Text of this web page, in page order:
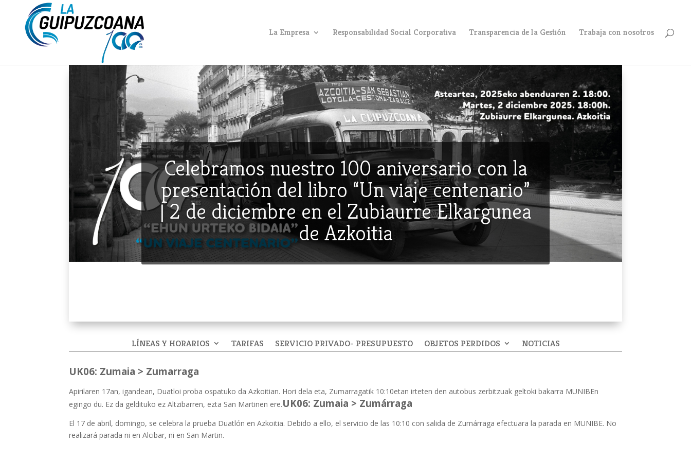
La Empresa Responsabilidad Social Corporativa Transparencia de la Gestión Trabaja con nosotros
Celebramos nuestro 100 aniversario con la
presentación del libro “Un viaje centenario”
| 2 de diciembre en el Zubiaurre Elkargunea
de Azkoitia
LÍNEAS Y HORARIOS TARIFAS SERVICIO PRIVADO- PRESUPUESTO OBJETOS PERDIDOS NOTICIAS
UK06: Zumaia > Zumarraga
Apirilaren 17an, igandean, Duatloi proba ospatuko da Azkoitian. Hori dela eta, Zumarragatik 10:10etan irteten den autobus zerbitzuak geltoki bakarra MUNIBEn
egingo du. Ez da geldituko ez Altzibarren, ezta San Martinen ere.UK06: Zumaia > Zumárraga
El 17 de abril, domingo, se celebra la prueba Duatlón en Azkoitia. Debido a ello, el servicio de las 10:10 con salida de Zumárraga efectuara la parada en MUNIBE. No
realizará parada ni en Alcibar, ni en San Martin.